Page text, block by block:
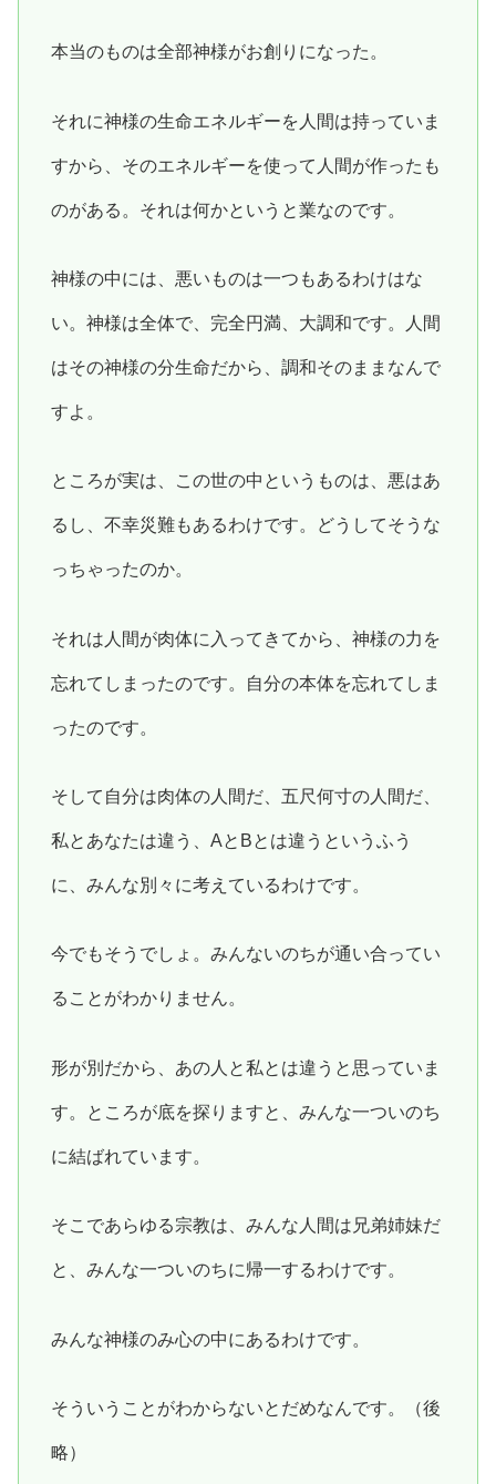
本当のものは全部神様がお創りになった。
それに神様の生命エネルギーを人間は持っていま
すから、そのエネルギーを使って人間が作ったも
のがある。それは何かというと業なのです。
神様の中には、悪いものは一つもあるわけはな
い。神様は全体で、完全円満、大調和です。人間
はその神様の分生命だから、調和そのままなんで
すよ。
ところが実は、この世の中というものは、悪はあ
るし、不幸災難もあるわけです。どうしてそうな
っちゃったのか。
それは人間が肉体に入ってきてから、神様の力を
忘れてしまったのです。自分の本体を忘れてしま
ったのです。
そして自分は肉体の人間だ、五尺何寸の人間だ、
私とあなたは違う、AとBとは違うというふう
に、みんな別々に考えているわけです。
今でもそうでしょ。みんないのちが通い合ってい
ることがわかりません。
形が別だから、あの人と私とは違うと思っていま
す。ところが底を探りますと、みんな一ついのち
に結ばれています。
そこであらゆる宗教は、みんな人間は兄弟姉妹だ
と、みんな一ついのちに帰一するわけです。
みんな神様のみ心の中にあるわけです。
そういうことがわからないとだめなんです。（後
略）